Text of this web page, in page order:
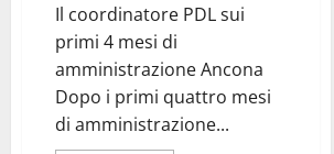
Il coordinatore PDL sui
primi 4 mesi di
amministrazione Ancona
Dopo i primi quattro mesi
di amministrazione...